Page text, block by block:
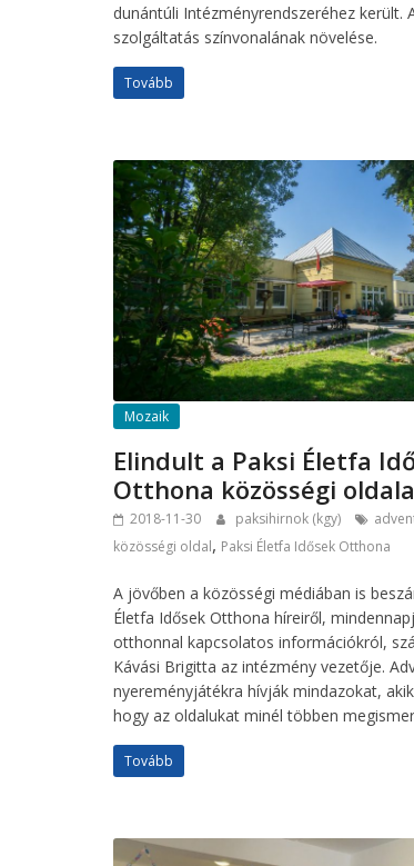
dunántúli Intézményrendszeréhez került.
szolgáltatás színvonalának növelése.
Tovább
Mozaik
Elindult a Paksi Életfa
Otthona közösségi oldala
2018-11-30 paksihirnok (kgy)
közösségi oldal, Paksi Életfa Idősek Otthona
A jövőben a közösségi médiában is
Életfa Idősek Otthona híreiről,
otthonnal kapcsolatos információkról,
Kávási Brigitta az intézmény vezetője.
nyereményjátékra hívják mindazokat,
hogy az oldalukat minél többen
Tovább